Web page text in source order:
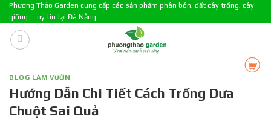
Skip
to
content
Phương Thảo Garden cung cấp các sản phẩm phân bón, đất cây trồng, cây
giống ... uy tín tại Đà Nẵng.
BLOG LÀM VƯỜN
Hướng Dẫn Chi Tiết Cách Trồng Dưa
Chuột Sai Quả